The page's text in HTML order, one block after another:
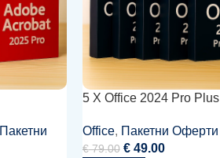
Пакетни
5 X Office 2024 Pro Plus
Office, Пакетни Оферти
€79.00 €49.00